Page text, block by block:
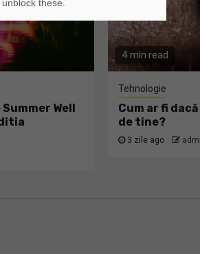
Well
4 min read
Tehnologie
Cum ar fi
de tine?
3 zile ago
these.